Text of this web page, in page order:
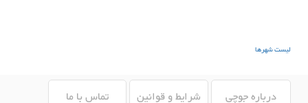
لیست شهرها
درباره جوچی شرایط و قوانین تماس با ما